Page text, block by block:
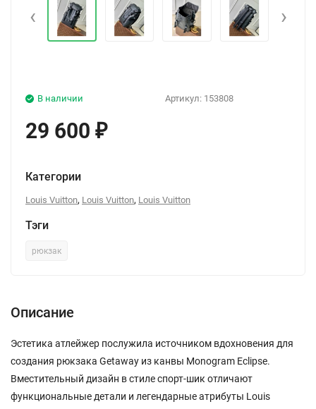
‹ ›
Артикул: 153808
В наличии
29 600 ₽
Категории
Louis Vuitton, Louis Vuitton, Louis Vuitton
Тэги
рюкзак
Описание
Эстетика атлейжер послужила источником вдохновения для
создания рюкзака Getaway из канвы Monogram Eclipse.
Вместительный дизайн в стиле спорт-шик отличают
функциональные детали и легендарные атрибуты Louis